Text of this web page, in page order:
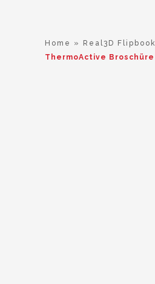
Home » Real3D Flipbook
ThermoActive Broschüre